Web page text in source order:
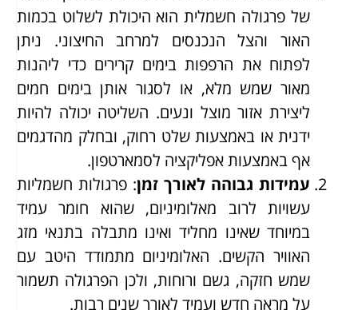
של פרגולה חשמלית הוא היכולת לשלוט בכמות
האור והצל הנכנסים למרחב החיצוני. ניתן
לפתוח את הרפפות בימים קרירים כדי ליהנות
מאור שמש מלא, או לסגור אותן בימים חמים
ליצירת אזור מוצל ונעים. השליטה יכולה להיות
ידנית או באמצעות שלט רחוק, ובחלק מהדגמים
אף באמצעות אפליקציה לסמארטפון.
עמידות גבוהה לאורך זמן: פרגולות חשמליות
עשויות לרוב מאלומיניום, שהוא חומר עמיד
במיוחד שאינו מחליד ואינו מתבלה בתנאי מזג
האוויר הקשים. האלומיניום מתמודד היטב עם
שמש חזקה, גשם ורוחות, ולכן הפרגולה תשמור
על מראה חדש ועמיד לאורך שנים רבות.